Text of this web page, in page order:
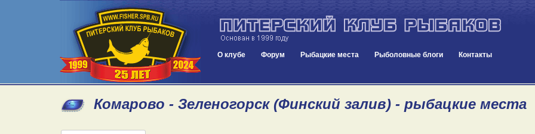
О клубе Форум Рыбацкие места Рыболовные блоги Контакты
Комарово - Зеленогорск (Финский залив) - рыбацкие места